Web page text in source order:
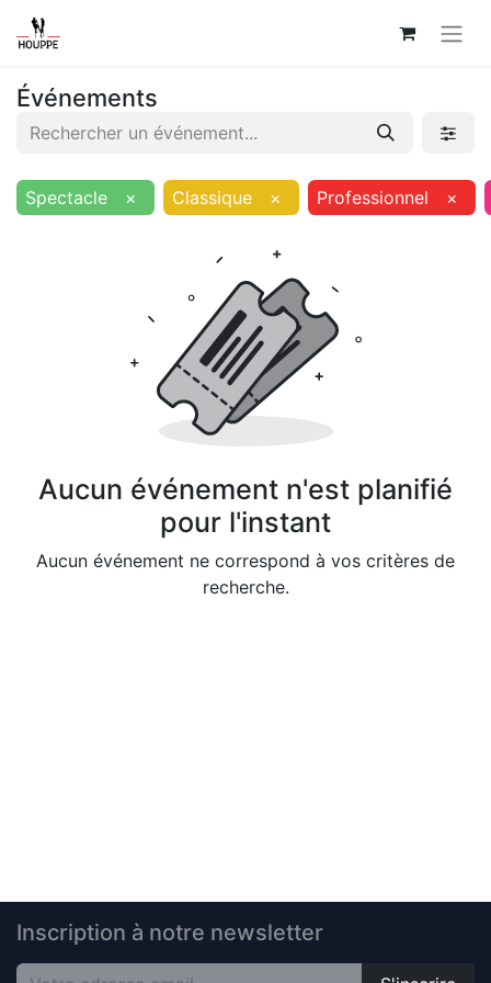
Événements
Spectacle × Classique × Professionnel ×
Aucun événement n'est planifié
pour l'instant
Aucun événement ne correspond à vos critères de
recherche.
Inscription à notre newsletter